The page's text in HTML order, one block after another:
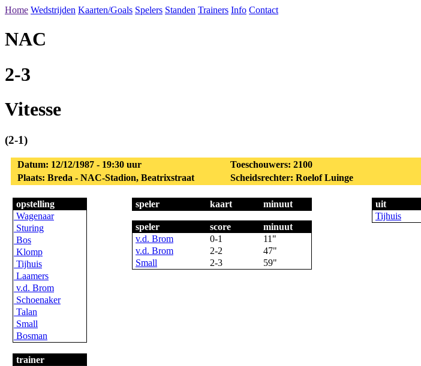
Home Wedstrijden Kaarten/Goals Spelers Standen Trainers Info Contact
NAC
2-3
Vitesse
(2-1)
Datum: 12/12/1987 - 19:30 uur Toeschouwers: 2100
Plaats: Breda - NAC-Stadion, Beatrixstraat
Scheidsrechter: Roelof Luinge
opstelling
Wagenaar
Sturing
Bos
Klomp
Tijhuis
Laamers
v.d. Brom
Schoenaker
Talan
Small
Bosman
trainer
speler kaart minuut
speler score
minuut
v.d. Brom
0-1
11"
v.d. Brom
2-2
47"
Small
2-3 59"
uit
Tijhuis